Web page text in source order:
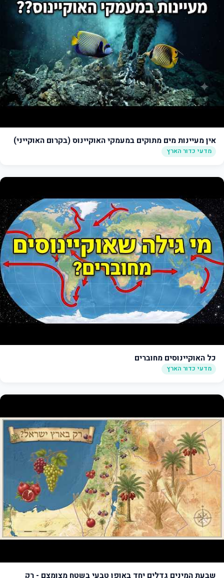
אין מעיינות מים מתוקים במעמקי האוקיינוס (בקרום האוקייני)
מדעי כדור הארץ
כל האוקיינוסים מחוברים
מדעי כדור הארץ